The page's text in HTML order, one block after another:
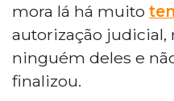
mora lá há muito
autorização judicial,
ninguém deles e
finalizou.